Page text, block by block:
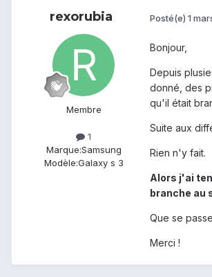
rexorubia
Membre
1
Marque:Samsung
Modèle:Galaxy s 3
Posté(e) 1
Bonjour,
Depuis
donné, des
qu'il était
Suite aux
Rien n'y fait.
Alors j'ai
branche au
Que se
Merci !